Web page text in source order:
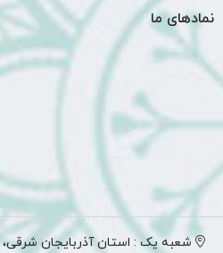
نمادهای ما
شعبه یک : استان آذربایجان شرقی،